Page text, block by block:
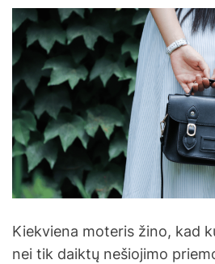
Kiekviena moteris žino, kad
nei tik daiktų nešiojimo